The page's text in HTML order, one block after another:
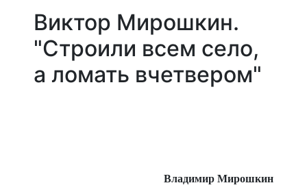
Виктор Мирошкин.
"Строили всем село,
а ломать вчетвером"
Владимир Мирошкин